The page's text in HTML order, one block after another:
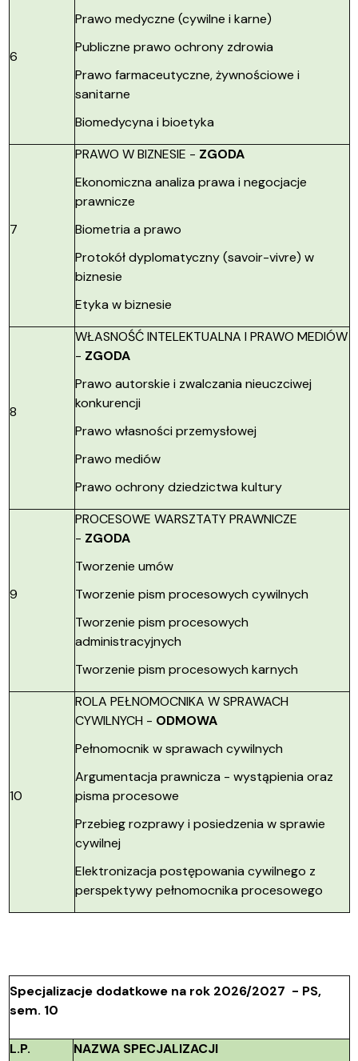
6
Prawo medyczne (cywilne i karne)
Publiczne prawo ochrony zdrowia
Prawo farmaceutyczne, żywnościowe i
sanitarne
Biomedycyna i bioetyka
7
PRAWO W BIZNESIE - ZGODA
Ekonomiczna analiza prawa i negocjacje
prawnicze
Biometria a prawo
Protokół dyplomatyczny (savoir-vivre) w
biznesie
Etyka w biznesie
8
WŁASNOŚĆ INTELEKTUALNA I PRAWO MEDIÓW
- ZGODA
Prawo autorskie i zwalczania nieuczciwej
konkurencji
Prawo własności przemysłowej
Prawo mediów
Prawo ochrony dziedzictwa kultury
9
PROCESOWE WARSZTATY PRAWNICZE
- ZGODA
Tworzenie umów
Tworzenie pism procesowych cywilnych
Tworzenie pism procesowych
administracyjnych
Tworzenie pism procesowych karnych
10
ROLA PEŁNOMOCNIKA W SPRAWACH
CYWILNYCH - ODMOWA
Pełnomocnik w sprawach cywilnych
Argumentacja prawnicza - wystąpienia oraz
pisma procesowe
Przebieg rozprawy i posiedzenia w sprawie
cywilnej
Elektronizacja postępowania cywilnego z
perspektywy pełnomocnika procesowego
Specjalizacje dodatkowe na rok 2026/2027 - PS,
sem. 10
L.P. NAZWA SPECJALIZACJI